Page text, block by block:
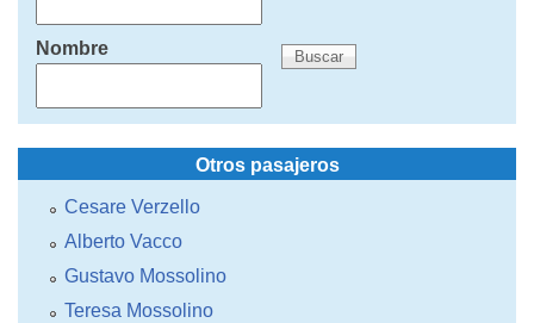
Nombre
Otros pasajeros
Cesare Verzello
Alberto Vacco
Gustavo Mossolino
Teresa Mossolino